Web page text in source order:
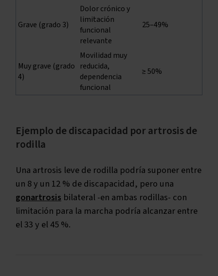
Grave (grado 3)
Dolor crónico y
limitación
funcional
relevante
25–49%
Muy grave (grado
4)
Movilidad muy
reducida,
dependencia
funcional
≥ 50%
Ejemplo de discapacidad por artrosis de
rodilla
Una artrosis leve de rodilla podría suponer entre
un 8 y un 12 % de discapacidad, pero una
gonartrosis bilateral -en ambas rodillas- con
limitación para la marcha podría alcanzar entre
el 33 y el 45 %.